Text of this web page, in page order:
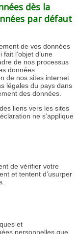
dès la
par défaut
de vos données
l’objet d’une
de nos processus
données
de nos sites internet
légales du pays dans
des données.
liens vers les sites
ne s’applique
de vérifier votre
et tentent d’usurper
et
personnelles que